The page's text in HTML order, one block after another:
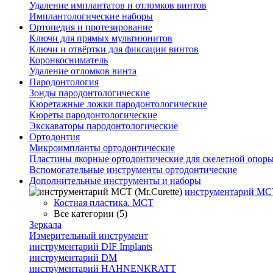
Удаление имплантатов и отломков винтов
Имплантологические наборы
Ортопедия и протезирование
Ключи для прямых мультиюнитов
Ключи и отвёртки для фиксации винтов
Коронкосниматель
Удаление отломков винта
Пародонтология
Зонды пародонтологические
Кюретажные ложки пародонтологические
Кюреты пародонтологические
Экскаваторы пародонтологические
Ортодонтия
Микроимпланты ортодонтические
Пластины якорные ортодонтические для скелетной
Вспомогательные инструменты ортодонтические
Дополнительные инструменты и наборы
инструментарий
Костная пластика. МСТ
Все категории (5)
Зеркала
Измерительный инструмент
инструментарий DIF Implants
инструментарий DM
инструментарий HAHNENKRATT